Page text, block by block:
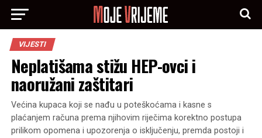
VIJESTI
Neplatišama stižu HEP-ovci i
naoružani zaštitari
Većina kupaca koji se nađu u poteškoćama i kasne s
plaćanjem računa prema njihovim riječima korektno postupa
prilikom opomena i upozorenja o isključenju, premda postoji i